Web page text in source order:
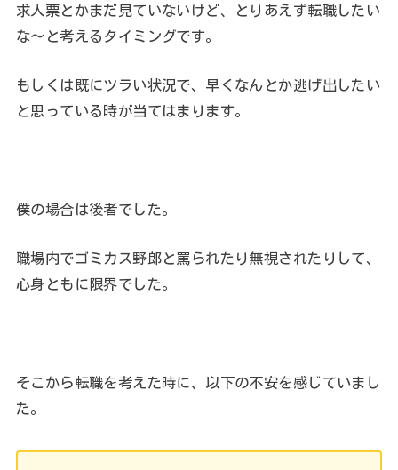
求人票とかまだ見ていないけど、とりあえず転職したい
な〜と考えるタイミングです。
もしくは既にツラい状況で、早くなんとか逃げ出したい
と思っている時が当てはまります。
僕の場合は後者でした。
職場内でゴミカス野郎と罵られたり無視されたりして、
心身ともに限界でした。
そこから転職を考えた時に、以下の不安を感じていまし
た。